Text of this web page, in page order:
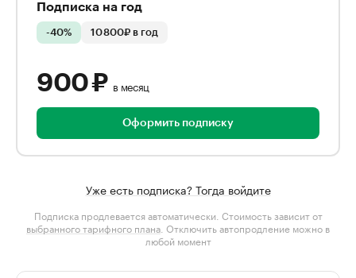
Подписка на год
-40% 10 800₽ в год
900 ₽ в месяц
Оформить подписку
Уже есть подписка? Тогда войдите
Подписка продлевается автоматически. Стоимость зависит от
выбранного тарифного плана . Отключить автопродление можно в
любой момент